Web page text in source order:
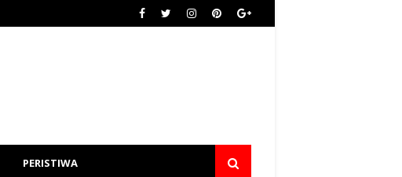
PERISTIWA